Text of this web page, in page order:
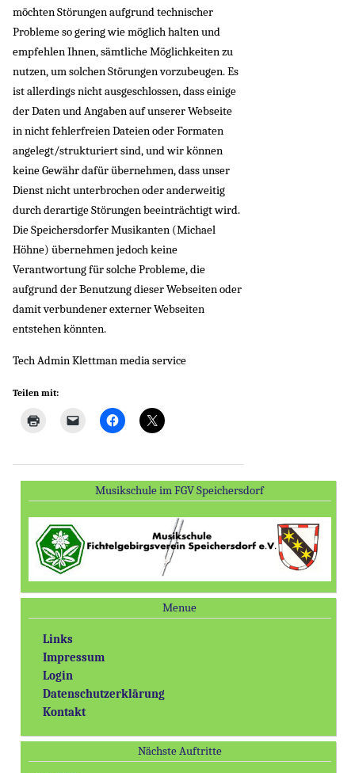
möchten Störungen aufgrund technischer
Probleme so gering wie möglich halten und
empfehlen Ihnen, sämtliche Möglichkeiten zu
nutzen, um solchen Störungen vorzubeugen. Es
ist allerdings nicht ausgeschlossen, dass einige
der Daten und Angaben auf unserer Webseite
in nicht fehlerfreien Dateien oder Formaten
angelegt/strukturiert sind, und wir können
keine Gewähr dafür übernehmen, dass unser
Dienst nicht unterbrochen oder anderweitig
durch derartige Störungen beeinträchtigt wird.
Die Speichersdorfer Musikanten (Michael
Höhne) übernehmen jedoch keine
Verantwortung für solche Probleme, die
aufgrund der Benutzung dieser Webseiten oder
damit verbundener externer Webseiten
entstehen könnten.
Tech Admin Klettman media service
Teilen mit:
Musikschule im FGV Speichersdorf
Menue
Links
Impressum
Login
Datenschutzerklärung
Kontakt
Nächste Auftritte